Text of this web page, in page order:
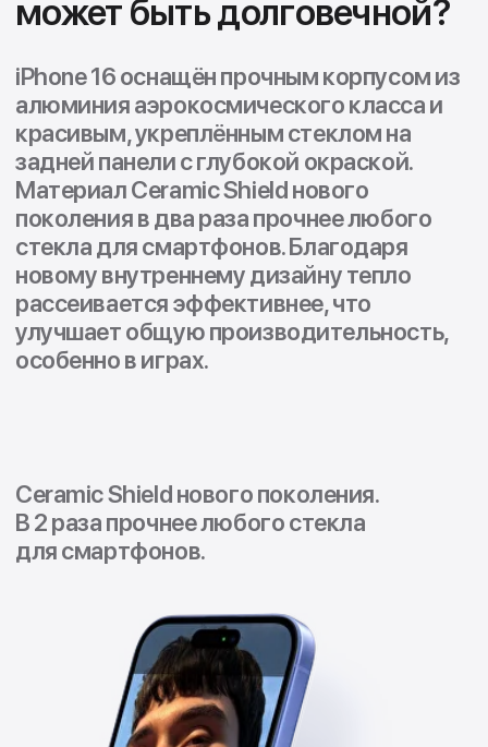
Создан из изящного и прочного
алюминия аэрокосмического класса.
Устойчив к брызгам, воде и пыли.
Прочность сочетается со стилем.
iPhone 16 представлен в пяти ярких
цветах — от черного до
ультрамаринового.